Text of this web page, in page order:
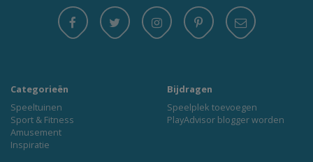
Categorieën
Speeltuinen
Sport & Fitness
Amusement
Inspiratie
Bijdragen
Speelplek toevoegen
PlayAdvisor blogger worden